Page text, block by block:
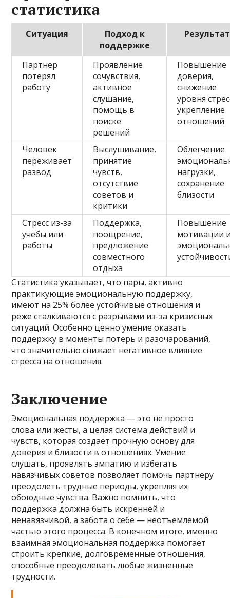
статистика
Ситуация
Подход к
поддержке
Партнер
потерял
работу
Проявление
сочувствия,
активное
слушание,
помощь в
поиске
решений
Повышение
доверия,
снижение
уровня
укрепление
отношений
Человек
переживает
развод
Выслушивание,
принятие
чувств,
отсутствие
советов и
критики
Облегчение
нагрузки,
сохранение
близости
Стресс из-за
учебы или
работы
Поддержка,
поощрение,
предложение
совместного
отдыха
Повышение
мотивации
Статистика указывает, что пары, активно
практикующие эмоциональную поддержку,
имеют на 25% более устойчивые отношения и
реже сталкиваются с разрывами из-за кризисных
ситуаций. Особенно ценно умение оказать
поддержку в моменты потерь и разочарований,
что значительно снижает негативное влияние
стресса на отношения.
Заключение
Эмоциональная поддержка — это не просто
слова или жесты, а целая система действий и
чувств, которая создаёт прочную основу для
доверия и близости в отношениях. Умение
слушать, проявлять эмпатию и избегать
навязчивых советов позволяет помочь партнеру
преодолеть трудные периоды, укрепляя их
обоюдные чувства. Важно помнить, что
поддержка должна быть искренней и
ненавязчивой, а забота о себе — неотъемлемой
частью этого процесса. В конечном итоге, именно
взаимная эмоциональная поддержка помогает
строить крепкие, долговременные отношения,
способные преодолевать любые жизненные
трудности.